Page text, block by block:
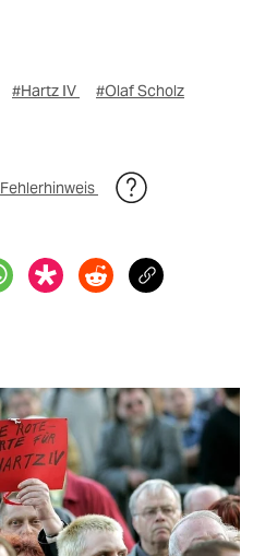
#Hartz IV
#Olaf Scholz
Fehlerhinweis